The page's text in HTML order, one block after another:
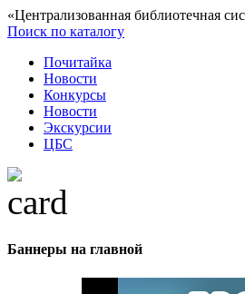
«Централизованная библиотечная
Поиск по каталогу
Почитайка
Новости
Конкурсы
Новости
Экскурсии
ЦБС
Баннеры на главной